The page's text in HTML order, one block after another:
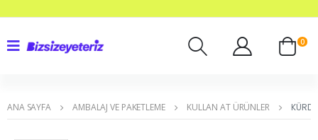
0
ANA SAYFA AMBALAJ VE PAKETLEME KULLAN AT ÜRÜNLER